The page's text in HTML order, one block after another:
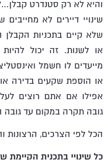
והיא לא רק סטנדרט
שינויי דיירים לא
שלא קיים בתכניות הקבלן
או לשנות. זה יכול
מייעדים לו חשמל
או הוספת שקעים בדירה
אפילו אם אתם רוצים
גובה תקרה במקום עד
הכל לפי הצרכים, הרצונות
כל שינויי בתכנית